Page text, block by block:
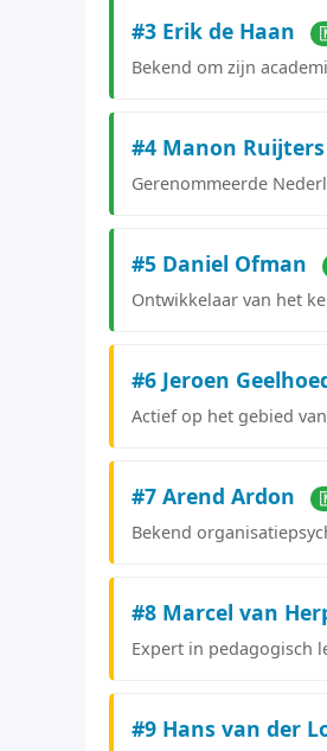
#3 Erik de Haan
Bekend om zijn
#4 Manon Ruijters
Gerenommeerde
#5 Daniel Ofman
Ontwikkelaar van het
#6 Jeroen
Actief op het gebied
#7 Arend Ardon
Bekend
#8 Marcel van
Expert in pedagogisch
#9 Hans van der